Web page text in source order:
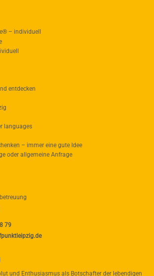
– individuell
entdecken
languages
– immer eine gute Idee
oder allgemeine Anfrage
79
und Enthusiasmus als Botschafter der lebendigen